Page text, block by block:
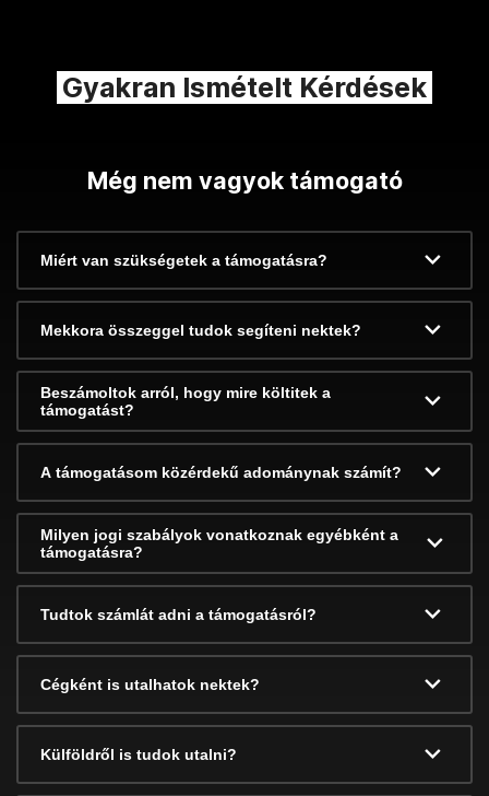
Gyakran Ismételt Kérdések
Még nem vagyok támogató
Miért van szükségetek a támogatásra?
Mekkora összeggel tudok segíteni nektek?
Beszámoltok arról, hogy mire költitek a
támogatást?
A támogatásom közérdekű adománynak számít?
Milyen jogi szabályok vonatkoznak egyébként a
támogatásra?
Tudtok számlát adni a támogatásról?
Cégként is utalhatok nektek?
Külföldről is tudok utalni?